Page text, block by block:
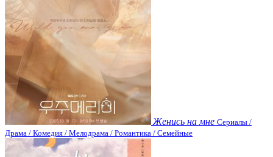
Женись на мне Сериалы /
Драма / Комедия / Мелодрама / Романтика / Семейные